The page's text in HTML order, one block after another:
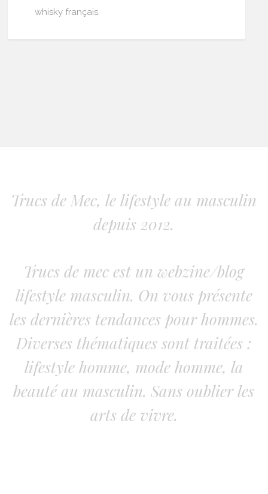
whisky français.
Trucs de Mec, le lifestyle au masculin
depuis 2012.
Trucs de mec est un webzine/blog
lifestyle masculin. On vous présente
les dernières tendances pour hommes.
Diverses thématiques sont traitées :
lifestyle homme, mode homme, la
beauté au masculin. Sans oublier les
arts de vivre.